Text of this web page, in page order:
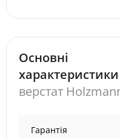
Основні
характеристики
верстат
Гарантія